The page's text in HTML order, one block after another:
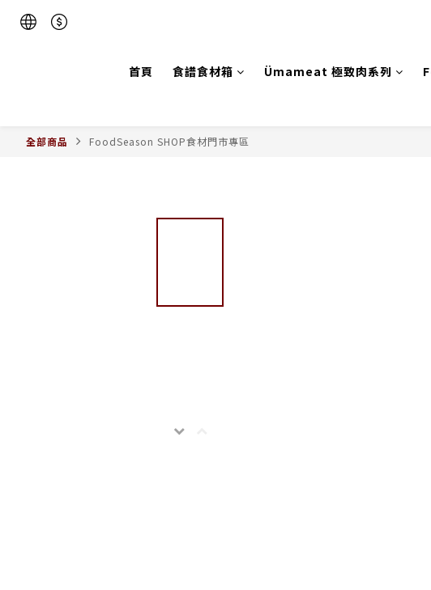
首頁 食譜食材箱 Ümameat 極致肉系列
全部商品 FoodSeason SHOP食材門市專區